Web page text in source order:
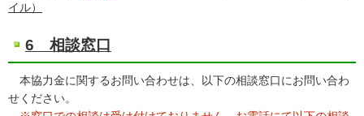
イル）
6 相談窓口
本協力金に関するお問い合わせは、以下の相談窓口にお問い合わ
せください。